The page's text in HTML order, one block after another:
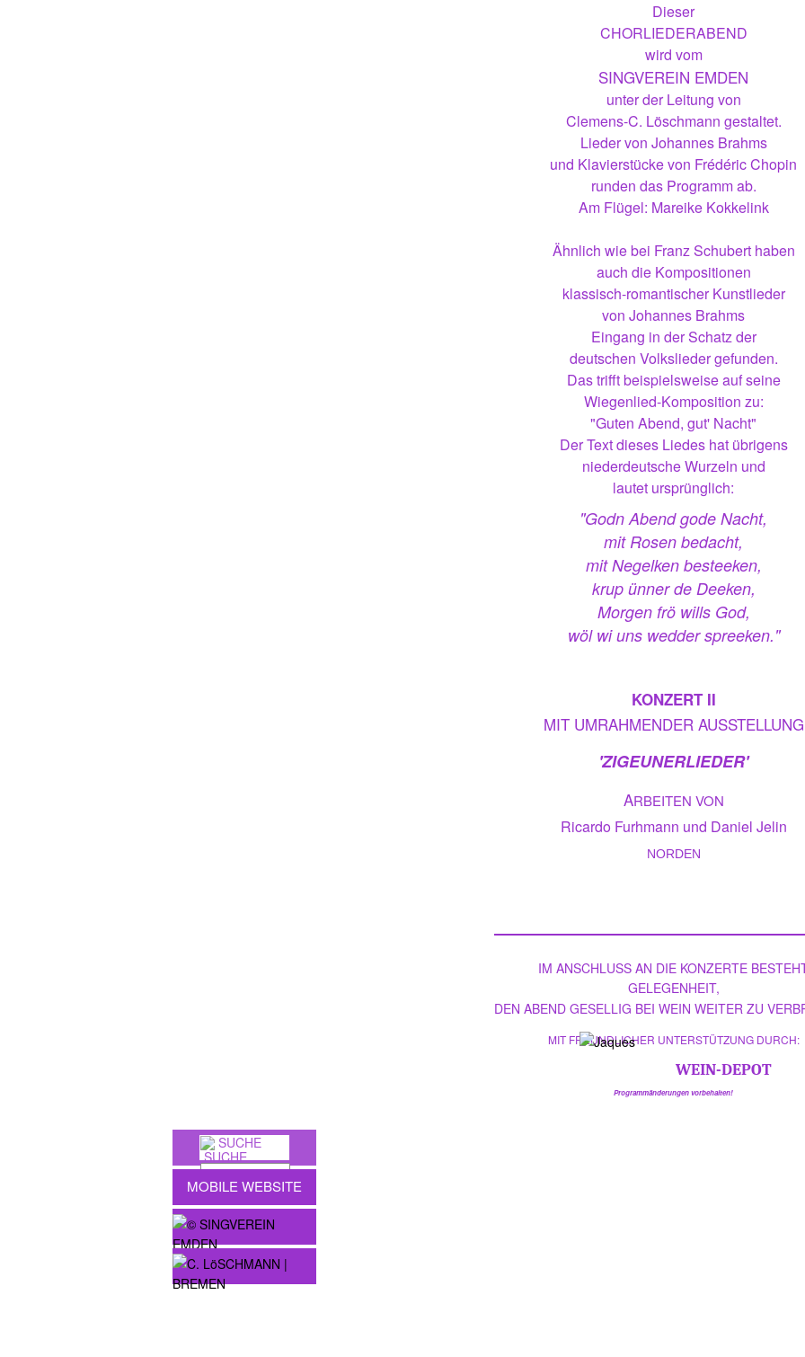
IM ANSCHLUSS AN DIE KONZERTE
GELEGENHEIT,
DEN ABEND GESELLIG BEI WEIN WEITER ZU
MIT FREUNDLICHER UNTERSTÜTZUNG DURCH:
WEIN-DEPOT
KONZERT II
MIT UMRAHMENDER AUSSTELLUNG
'ZIGEUNERLIEDER'
ARBEITEN VON
Ricardo Furhmann und Daniel Jelin
NORDEN
"Godn Abend gode Nacht,
mit Rosen bedacht,
mit Negelken besteeken,
krup ünner de Deeken,
Morgen frö wills God,
wöl wi uns wedder spreeken."
Dieser
CHORLIEDERABEND
wird vom
SINGVEREIN EMDEN
unter der Leitung von
Clemens-C. Löschmann gestaltet.
Lieder von Johannes Brahms
und Klavierstücke von Frédéric Chopin
runden das Programm ab.
Am Flügel: Mareike Kokkelink
Ähnlich wie bei Franz Schubert haben
auch die Kompositionen
klassisch-romantischer Kunstlieder
von Johannes Brahms
Eingang in der Schatz der
deutschen Volkslieder gefunden.
Das trifft beispielsweise auf seine
Wiegenlied-Komposition zu:
"Guten Abend, gut' Nacht"
Der Text dieses Liedes hat übrigens
niederdeutsche Wurzeln und
lautet ursprünglich:
Programmänderungen vorbehalten!
SUCHE
MOBILE WEBSITE